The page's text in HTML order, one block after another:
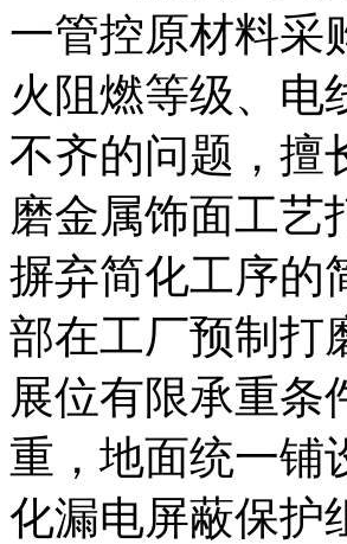
一管控原材料采
火阻燃等级、电
不齐的问题，擅
磨金属饰面工艺
摒弃简化工序的
部在工厂预制打
展位有限承重条
重，地面统一铺
化漏电屏蔽保护